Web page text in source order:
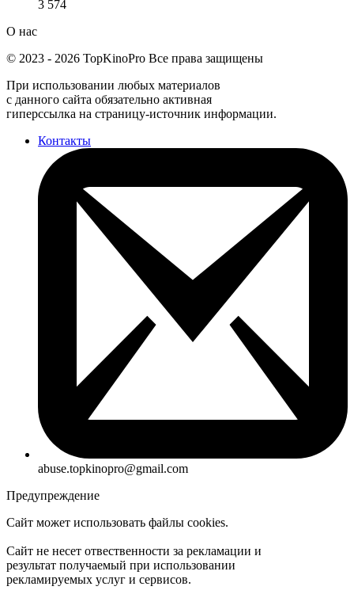
3 574
О нас
© 2023 - 2026 TopKinoPro Все права защищены
При использовании любых материалов
с данного сайта обязательно активная
гиперссылка на страницу-источник информации.
Контакты
abuse.topkinopro@gmail.com
Предупреждение
Сайт может использовать файлы cookies.
Сайт не несет отвественности за рекламации и
результат получаемый при использовании
рекламируемых услуг и сервисов.